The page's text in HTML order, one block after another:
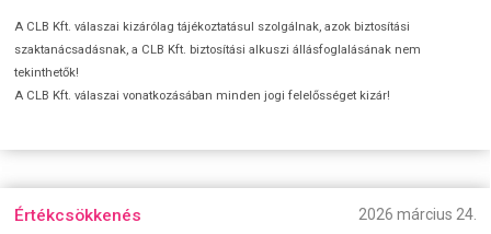
A CLB Kft. válaszai kizárólag tájékoztatásul szolgálnak, azok biztosítási
szaktanácsadásnak, a CLB Kft. biztosítási alkuszi állásfoglalásának nem
tekinthetők!
A CLB Kft. válaszai vonatkozásában minden jogi felelősséget kizár!
Értékcsökkenés
2026 március 24.